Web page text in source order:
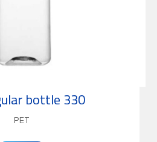
330 rectangular bottle
PET